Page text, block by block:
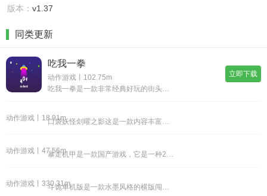
版本： v1.37
同类更新
吃我一拳
动作游戏丨102.75m
立即下载
动作游戏丨18.91m
动作游戏丨47.56m
动作游戏丨330.31m